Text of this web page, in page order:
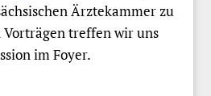
Ärztekammer zu
Vorträgen treffen wir uns
im Foyer.